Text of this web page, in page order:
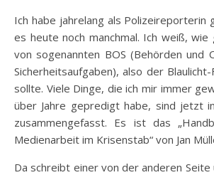
Ich habe jahrelang als Polizeireporterin gearbeitet und tue
es heute noch manchmal. Ich weiß,
von sogenannten BOS (Behörden und
Sicherheitsaufgaben), also der
sollte. Viele Dinge, die ich mir immer
über Jahre gepredigt habe, sind jetzt
zusammengefasst. Es ist das
Medienarbeit im Krisenstab“ von Jan
Da schreibt einer von der anderen